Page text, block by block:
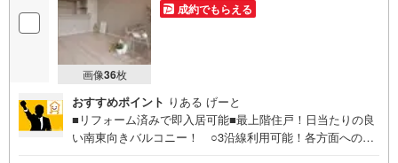
画像36枚
成約でもらえる
おすすめポイント りある げーと
■リフォーム済みで即入居可能■最上階住戸！日当たりの良
い南東向きバルコニー！ ○3沿線利用可能！各方面への移